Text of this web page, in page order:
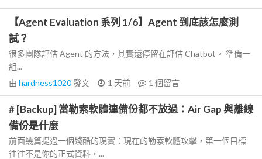
【Agent Evaluation 系列 1/6】Agent 到底該怎麼測
試？
很多團隊評估 Agent 的方法，其實還停留在評估 Chatbot。 準備一
組...
由 hardness1020發文 1 天前 1 個留言
# [Backup] 當勒索軟體連備份都不放過：Air Gap 與離線
備份是什麼
前面幾篇提過一個殘酷的現實：現在的勒索軟體攻擊，第一個目標
往往不是你的正式資料，...